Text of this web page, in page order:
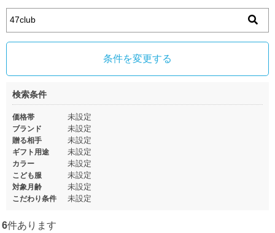
条件を変更する
検索条件
価格帯 未設定
ブランド 未設定
贈る相手 未設定
ギフト用途 未設定
カラー 未設定
こども服 未設定
対象月齢 未設定
こだわり条件 未設定
6件あります